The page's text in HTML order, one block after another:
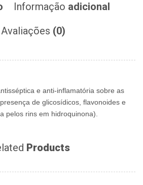
Informação adicional
Avaliações (0)
e anti-inflamatória sobre as
de glicosídicos, flavonoides e
pelos rins em hidroquinona).
Products